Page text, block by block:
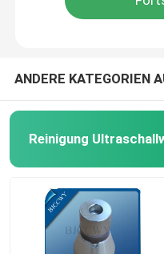
piezoelektrische
Ultraschallwiderstand
ANDERE KATEGORIEN
Reinigung